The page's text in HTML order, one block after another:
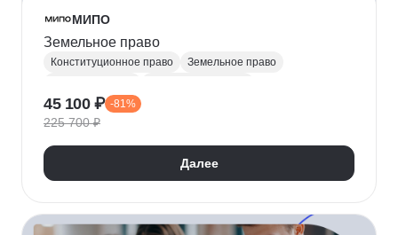
МИПО
Земельное право
Конституционное право
Земельное право
Административное право
45 100 ₽ -81%
225 700 ₽
Далее